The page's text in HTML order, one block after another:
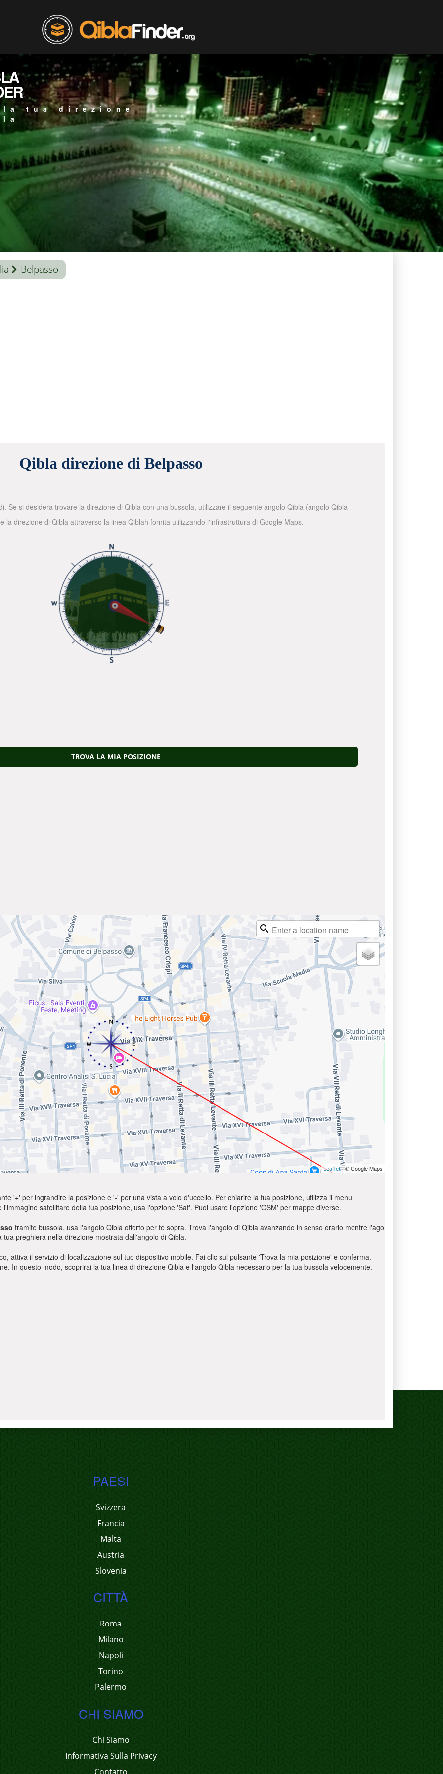
la tua direzione
Belpasso
Qibla direzione di Belpasso
Se si desidera trovare la direzione di Qibla con una bussola, utilizzare il seguente angolo Qibla (angolo Qibla
la direzione di Qibla attraverso la linea Qiblah fornita utilizzando l'infrastruttura di Google Maps.
TROVA LA MIA POSIZIONE
Leaflet| © Google Maps
'+' per ingrandire la posizione e '-' per una vista a volo d'uccello. Per chiarire la tua posizione, utilizza il menu
satellitare della tua posizione, usa l'opzione 'Sat'. Puoi usare l'opzione 'OSM' per mappe diverse.
tramite bussola, usa l'angolo Qibla offerto per te sopra. Trova l'angolo di Qibla avanzando in senso orario mentre l'ago
preghiera nella direzione mostrata dall'angolo di Qibla.
attiva il servizio di localizzazione sul tuo dispositivo mobile. Fai clic sul pulsante 'Trova la mia posizione' e conferma.
In questo modo, scoprirai la tua linea di direzione Qibla e l'angolo Qibla necessario per la tua bussola velocemente.
PAESI
Svizzera
Francia
Malta
Austria
Slovenia
CITTÀ
Roma
Milano
Napoli
Torino
Palermo
CHI SIAMO
Chi Siamo
Informativa Sulla Privacy
Contatto